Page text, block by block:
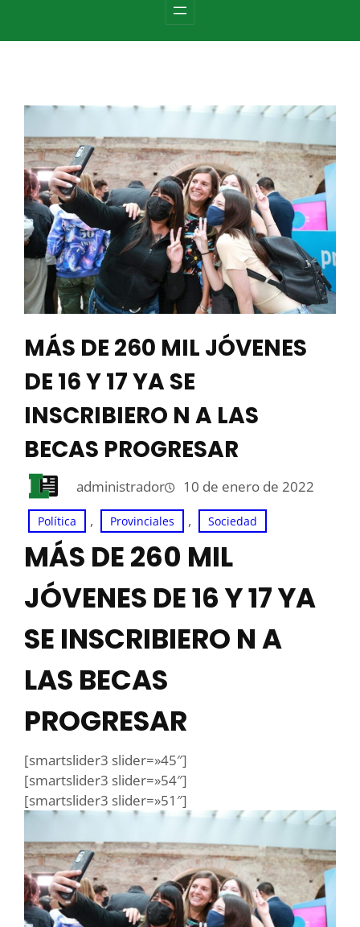
MÁS DE 260 MIL JÓVENES
DE 16 Y 17 YA SE
INSCRIBIERO N A LAS
BECAS PROGRESAR
administrador 10 de enero de 2022
Política , Provinciales , Sociedad
MÁS DE 260 MIL
JÓVENES DE 16 Y 17 YA
SE INSCRIBIERO N A
LAS BECAS
PROGRESAR
[smartslider3 slider=»45″]
[smartslider3 slider=»54″]
[smartslider3 slider=»51″]